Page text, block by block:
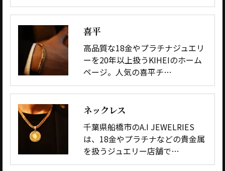
喜平
高品質な18金やプラチナジュエリ
ーを20年以上扱うKIHEIのホーム
ページ。人気の喜平チ…
ネックレス
千葉県船橋市のA.I JEWELRIES
は、18金やプラチナなどの貴金属
を扱うジュエリー店舗で…